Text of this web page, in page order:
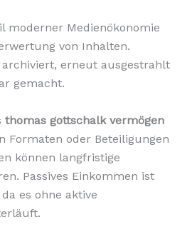
moderner Medienökonomie
von Inhalten.
erneut ausgestrahlt
gemacht.
thomas gottschalk vermögen
Formaten oder Beteiligungen
können langfristige
Passives Einkommen ist
es ohne aktive